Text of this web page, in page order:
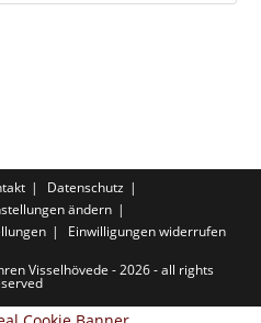
Datenschutz
ändern
Einwilligungen widerrufen
Visselhövede - 2026 - all rights